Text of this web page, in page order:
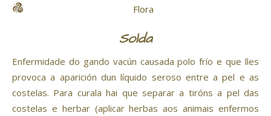
Flora
Solda
Enfermidade do gando vacún causada polo frío e que lles
provoca a aparición dun líquido seroso entre a pel e as
costelas. Para curala hai que separar a tiróns a pel das
costelas e herbar (aplicar herbas aos animais enfermos